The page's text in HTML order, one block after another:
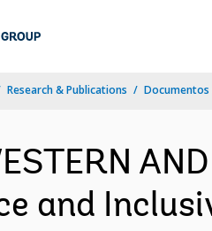
Research & Publications Documentos
and